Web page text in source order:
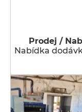
Prodej /
Nabídka